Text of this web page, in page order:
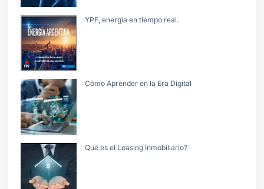
YPF, energìa en tiempo real.
Cómo Aprender en la Era Digital
Què es el Leasing Inmobiliario?